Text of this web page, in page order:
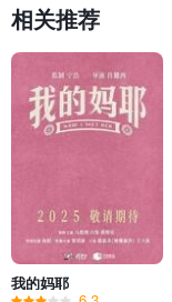
相关推荐
我的妈耶